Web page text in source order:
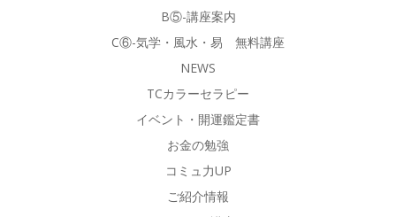
B⑤-講座案内
C⑥-気学・風水・易 無料講座
NEWS
TCカラーセラピー
イベント・開運鑑定書
お金の勉強
コミュ力UP
ご紹介情報